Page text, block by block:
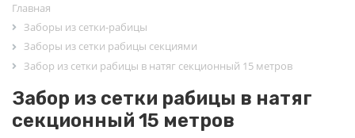
Главная
Заборы из сетки-рабицы
Заборы из сетки рабицы секциями
Забор из сетки рабицы в натяг секционный 15 метров
Забор из сетки рабицы в натяг
секционный 15 метров